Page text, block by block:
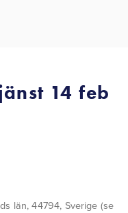
14 feb
län, 44794 Sverige (se